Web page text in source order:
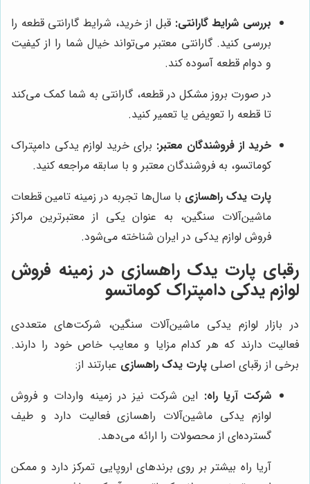
بررسی شرایط گارانتی: قبل از خرید، شرایط گارانتی قطعه را
بررسی کنید. گارانتی معتبر می‌تواند خیال شما را از کیفیت
و دوام قطعه آسوده کند.
در صورت بروز مشکل در قطعه، گارانتی به شما کمک می‌کند
تا قطعه را تعویض یا تعمیر کنید.
خرید از فروشندگان معتبر: برای خرید لوازم یدکی دامپتراک
کوماتسو، به فروشندگان معتبر و با سابقه مراجعه کنید.
پارت یدک راهسازی با سال‌ها تجربه در زمینه تامین قطعات
ماشین‌آلات سنگین، به عنوان یکی از معتبرترین مراکز
فروش لوازم یدکی در ایران شناخته می‌شود.
رقبای پارت یدک راهسازی در زمینه فروش
لوازم یدکی دامپتراک کوماتسو
در بازار لوازم یدکی ماشین‌آلات سنگین، شرکت‌های متعددی
فعالیت دارند که هر کدام مزایا و معایب خاص خود را دارند.
برخی از رقبای اصلی پارت یدک راهسازی عبارتند از:
شرکت آریا راه: این شرکت نیز در زمینه واردات و فروش
لوازم یدکی ماشین‌آلات راهسازی فعالیت دارد و طیف
گسترده‌ای از محصولات را ارائه می‌دهد.
آریا راه بیشتر بر روی برندهای اروپایی تمرکز دارد و ممکن